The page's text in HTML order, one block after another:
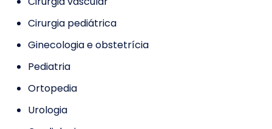
Cirurgia pediátrica
Ginecologia e obstetrícia
Pediatria
Ortopedia
Urologia